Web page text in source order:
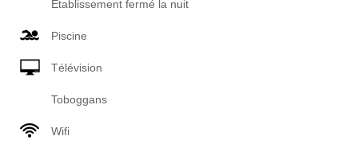
Établissement fermé la nuit
Piscine
Télévision
Toboggans
Wifi